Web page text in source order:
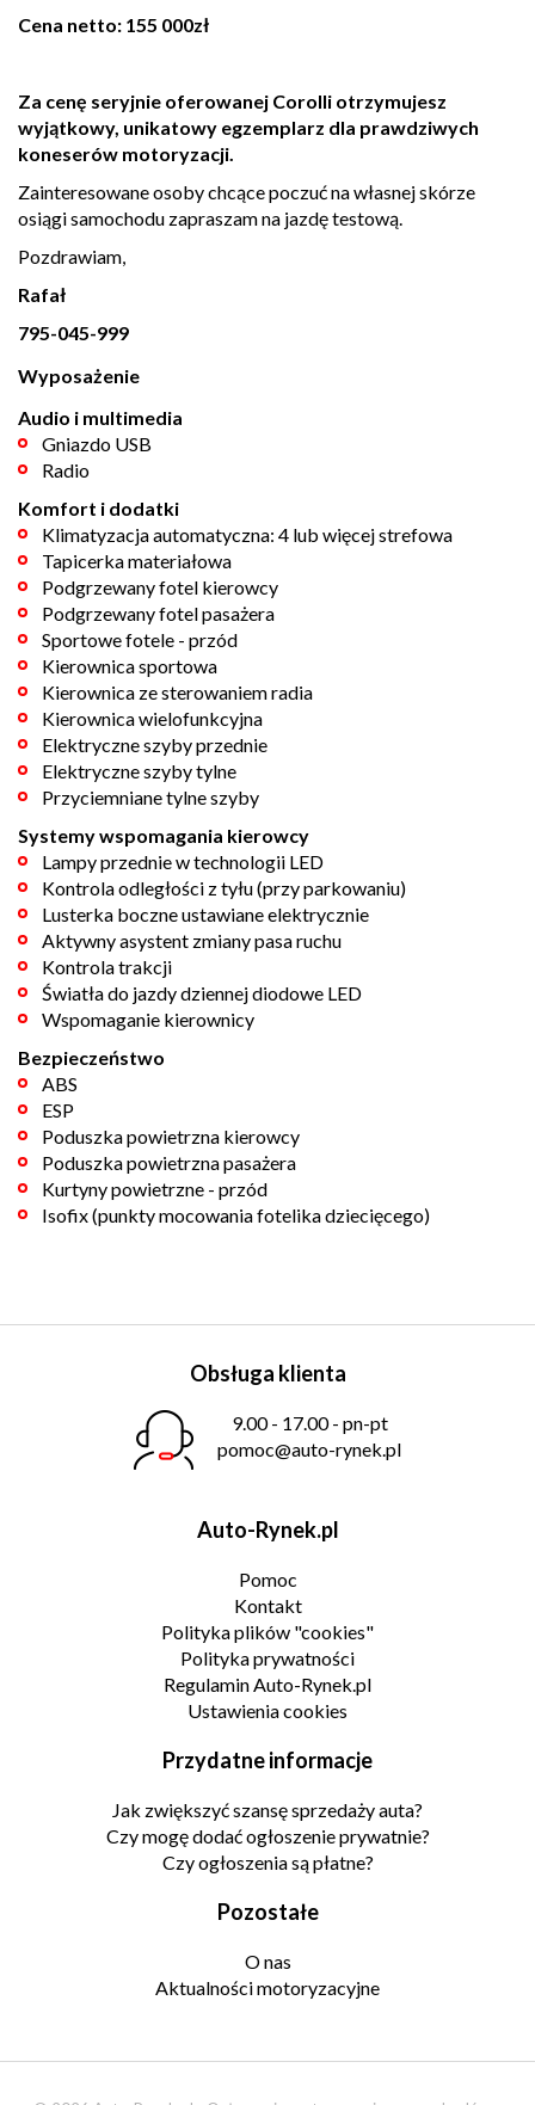
Cena netto: 155 000zł
Za cenę seryjnie oferowanej Corolli otrzymujesz
wyjątkowy, unikatowy egzemplarz dla prawdziwych
koneserów motoryzacji.
Zainteresowane osoby chcące poczuć na własnej skórze
osiągi samochodu zapraszam na jazdę testową.
Pozdrawiam,
Rafał
795-045-999
Wyposażenie
Audio i multimedia
Gniazdo USB
Radio
Komfort i dodatki
Klimatyzacja automatyczna: 4 lub więcej strefowa
Tapicerka materiałowa
Podgrzewany fotel kierowcy
Podgrzewany fotel pasażera
Sportowe fotele - przód
Kierownica sportowa
Kierownica ze sterowaniem radia
Kierownica wielofunkcyjna
Elektryczne szyby przednie
Elektryczne szyby tylne
Przyciemniane tylne szyby
Systemy wspomagania kierowcy
Lampy przednie w technologii LED
Kontrola odległości z tyłu (przy parkowaniu)
Lusterka boczne ustawiane elektrycznie
Aktywny asystent zmiany pasa ruchu
Kontrola trakcji
Światła do jazdy dziennej diodowe LED
Wspomaganie kierownicy
Bezpieczeństwo
ABS
ESP
Poduszka powietrzna kierowcy
Poduszka powietrzna pasażera
Kurtyny powietrzne - przód
Isofix (punkty mocowania fotelika dziecięcego)
Obsługa klienta
9.00 - 17.00 - pn-pt
pomoc@auto-rynek.pl
Auto-Rynek.pl
Pomoc
Kontakt
Polityka plików "cookies"
Polityka prywatności
Regulamin Auto-Rynek.pl
Ustawienia cookies
Przydatne informacje
Jak zwiększyć szansę sprzedaży auta?
Czy mogę dodać ogłoszenie prywatnie?
Czy ogłoszenia są płatne?
Pozostałe
O nas
Aktualności motoryzacyjne